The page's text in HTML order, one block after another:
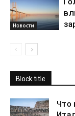
Новости
Block title
Что